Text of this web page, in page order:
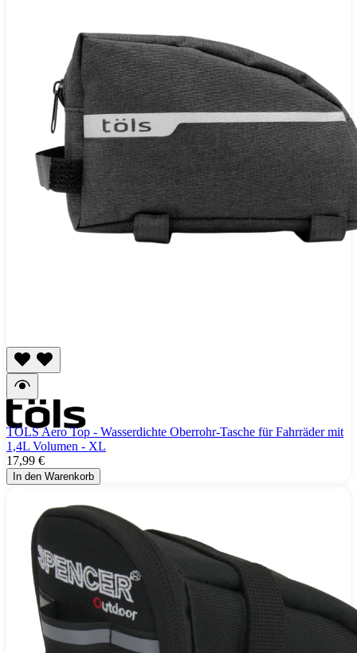
TÖLS Aero Top - Wasserdichte Oberrohr-Tasche für Fahrräder mit
1,4L Volumen - XL
17,99 €
In den Warenkorb